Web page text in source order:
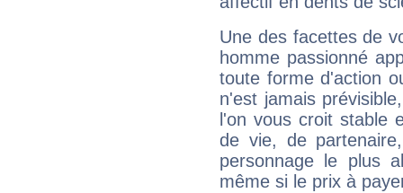
Une des facettes de
homme passionné
toute forme d'action
n'est jamais
l'on vous croit stable
de vie, de
personnage le plus
même si le prix à